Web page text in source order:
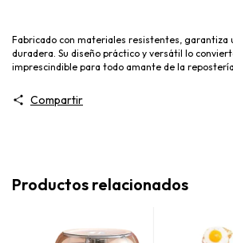
Fabricado con materiales resistentes, garantiza
duradera. Su diseño práctico y versátil lo
imprescindible para todo amante de la
Compartir
Productos relacionados